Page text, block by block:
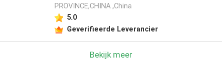
PROVINCE,CHINA ,China
5.0
Geverifieerde Leverancier
Bekijk meer